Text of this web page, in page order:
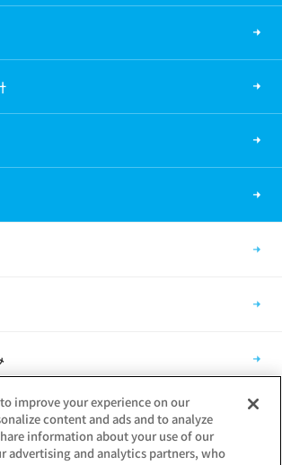
improve your experience on our
content and ads and to analyze
information about your use of our
advertising and analytics partners, who